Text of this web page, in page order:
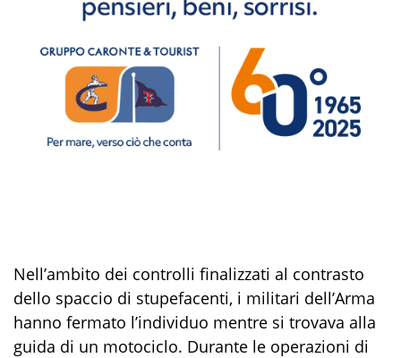
Nell’ambito dei controlli finalizzati al contrasto
dello spaccio di stupefacenti, i militari dell’Arma
hanno fermato l’individuo mentre si trovava alla
guida di un motociclo. Durante le operazioni di